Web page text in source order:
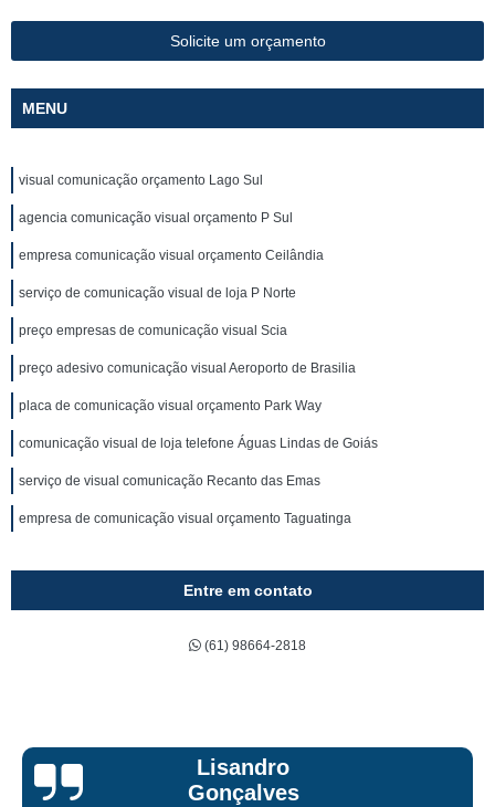
Solicite um orçamento
MENU
visual comunicação orçamento Lago Sul
agencia comunicação visual orçamento P Sul
empresa comunicação visual orçamento Ceilândia
serviço de comunicação visual de loja P Norte
preço empresas de comunicação visual Scia
preço adesivo comunicação visual Aeroporto de Brasilia
placa de comunicação visual orçamento Park Way
comunicação visual de loja telefone Águas Lindas de Goiás
serviço de visual comunicação Recanto das Emas
empresa de comunicação visual orçamento Taguatinga
Entre em contato
(61) 98664-2818
Bruna Eduarda